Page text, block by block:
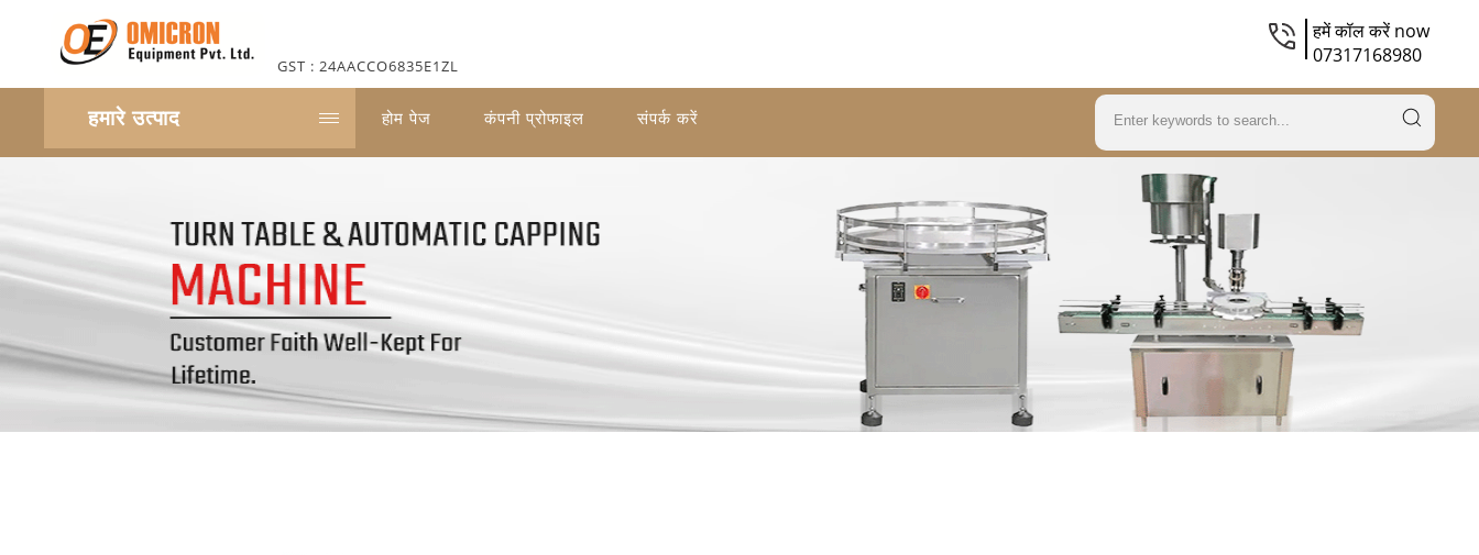
GST : 24AACCO6835E1ZL
हमें कॉल करें now
07317168980
हमारे उत्पाद होम पेज कंपनी प्रोफाइल संपर्क करें